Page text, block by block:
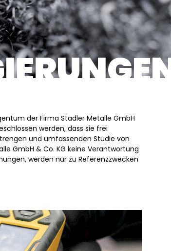
der Firma Stadler Metalle GmbH
werden, dass sie frei
und umfassenden Studie von
GmbH & Co. KG keine Verantwortung
werden nur zu Referenzzwecken